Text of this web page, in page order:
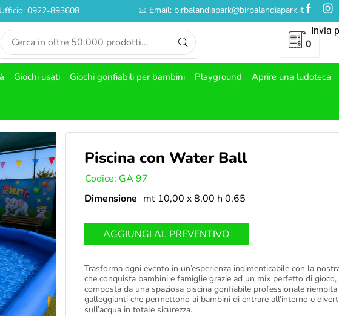
Ufficio: 0922-893608 Email: birbalandiapark@birbalandiapark.it
0
Invia
Giochi usati Giochi gonfiabili per bambini Playground Aprire una ludoteca
Piscina con Water Ball
Codice: GA 97
Dimensione mt 10,00 x 8,00 h 0,65
AGGIUNGI AL PREVENTIVO
Trasforma ogni evento in un’esperienza indimenticabile con la
che conquista bambini e famiglie grazie ad un mix perfetto di
composta da una spaziosa piscina gonfiabile professionale
galleggianti che permettono ai bambini di entrare all’interno e
sull’acqua in totale sicurezza.